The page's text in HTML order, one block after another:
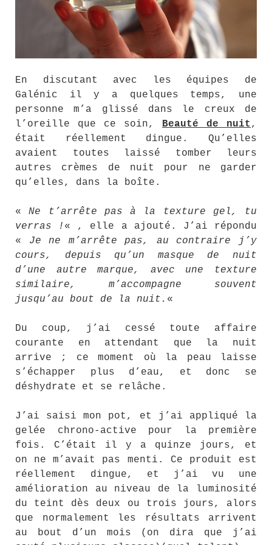
En discutant avec les équipes de
Galénic il y a quelques temps, une
personne m’a glissé dans le creux de
l’oreille que ce soin,
Beauté de nuit ,
était réellement dingue. Qu’elles
avaient toutes laissé tomber leurs
autres crèmes de nuit pour ne garder
qu’elles, dans la boîte.
«Ne t’arrête pas à la texture gel, tu
verras ! « , elle a ajouté. J’ai répondu
« Je ne m’arrête pas, au contraire j’y
cours, depuis qu’un masque de nuit
d’une autre marque, avec une texture
similaire, m’accompagne souvent
jusqu’au bout de la nuit. «
Du coup, j’ai cessé toute affaire
courante en attendant que la nuit
arrive ; ce moment où la peau laisse
s’échapper plus d’eau, et donc se
déshydrate et se relâche.
J’ai saisi mon pot, et j’ai appliqué la
gelée chrono-active pour la première
fois. C’était il y a quinze jours, et
on ne m’avait pas menti. Ce produit est
réellement dingue, et j’ai vu une
amélioration au niveau de la luminosité
du teint dès deux ou trois jours, alors
que normalement les résultats arrivent
au bout d’un mois (on dira que j’ai